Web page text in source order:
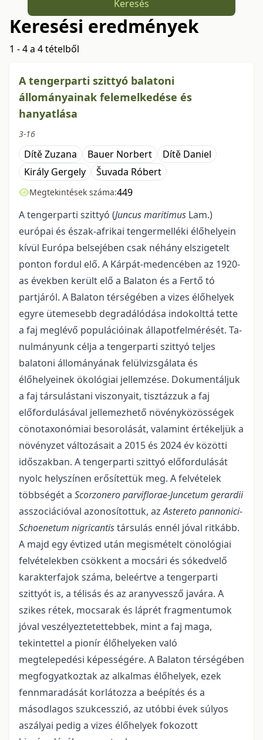
Keresés
Keresési eredmények
1 - 4 a 4 tételből
A tengerparti szittyó balatoni
állományainak felemelkedése és
hanyatlása
3-16
Dítě Zuzana Bauer Norbert
Dítě Daniel
Király Gergely
Šuvada Róbert
Megtekintések száma:449
A tengerparti szittyó (Juncus maritimus Lam.)
európai és észak-afrikai tengermelléki élőhelyein
kívül Európa belsejében csak néhány elszigetelt
ponton fordul elő. A Kárpát-medencében az 1920-
as években került elő a Balaton és a Fertő tó
partjáról. A Balaton térségében a vizes élőhelyek
egyre ütemesebb degradálódása indokolttá tette
a faj meglévő populációinak állapotfelmérését. Ta­
nulmányunk célja a tengerparti szittyó teljes
balatoni állományának felülvizsgálata és
élőhelyeinek öko­lógiai jellemzése. Dokumentáljuk
a faj társulástani viszonyait, tisztázzuk a faj
előfordulásával jelle­mezhető növényközösségek
cönotaxonómiai besorolását, valamint értékeljük a
növényzet változásait a 2015 és 2024 év közötti
időszakban. A tengerparti szittyó előfordulását
nyolc helyszínen erősítettük meg. A felvételek
többségét a Scorzonero parviflorae-Juncetum gerardii
asszociációval azonosítottuk, azAstereto pannonici-
Schoenetum nigricantistársulás ennél jóval ritkább.
A majd egy évtized után megis­mételt cönológiai
felvételekben csökkent a mocsári és sókedvelő
karakterfajok száma, beleértve a ten­gerparti
szittyót is, a télisás és az aranyvessző javára. A
szikes rétek, mocsarak és láprét fragmen­tumok
jóval veszélyeztetettebbek, mint a faj maga,
tekintettel a pionír élőhelyeken való
megtelepedési képessé­gére. A Balaton térségében
megfogyatkoztak az alkalmas élőhelyek, ezek
fennmaradását korlá­tozza a beépítés és a
másodlagos szukcesszió, az utóbbi évek súlyos
aszályai pedig a vizes élőhelyek fokozott